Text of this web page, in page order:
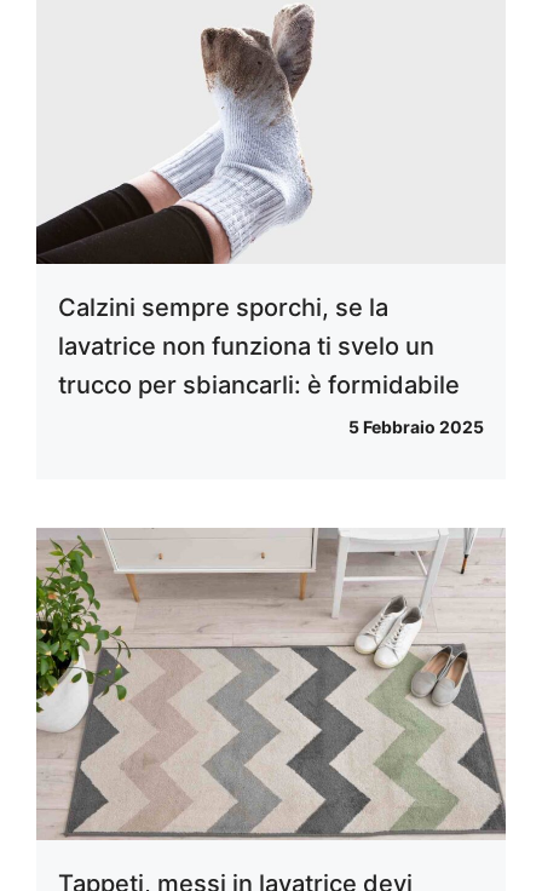
Calzini sempre sporchi, se la
lavatrice non funziona ti svelo un
trucco per sbiancarli: è formidabile
5 Febbraio 2025
Tappeti, messi in lavatrice devi